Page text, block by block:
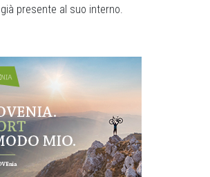
presente al suo interno.